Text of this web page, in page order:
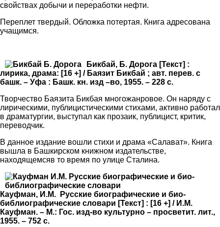
свойствах добычи и переработки нефти.
Переплет твердый. Обложка потертая. Книга адресована
учащимся.
Бикбай, Б. Дорога [Текст] :
лирика, драма: [16 +] / Баязит Бикбай ; авт. перев. с
башк. – Уфа : Башк. кн. изд –во, 1955. – 228 с.
Творчество Баязита Бикбая многожанровое. Он наряду с
лирическими, публицистическими стихами, активно работал
в драматургии, выступал как прозаик, публицист, критик,
переводчик.
В данное издание вошли стихи и драма «Салават». Книга
вышла в Башкирском книжном издательстве,
находящемсяв то время по улице Сталина.
Кауфман, И.М. Русские биографические и био-
библиографические словари [Текст] : [16 +] / И.М.
Кауфман. – М.: Гос. изд-во культурно – просветит. лит.,
1955. – 752 с.